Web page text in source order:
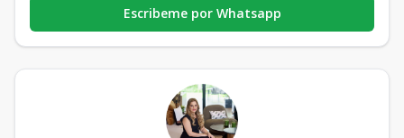
Escribeme por Whatsapp